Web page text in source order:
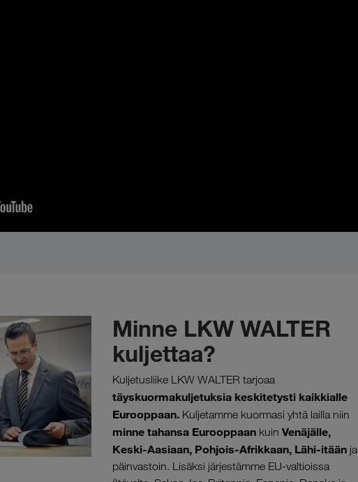
Minne LKW WALTER
kuljettaa?
Kuljetusliike LKW WALTER tarjoaa
täyskuormakuljetuksia keskitetysti kaikkialle
Eurooppaan. Kuljetamme kuormasi yhtä lailla niin
minne tahansa Eurooppaan kuin Venäjälle,
Keski-Aasiaan, Pohjois-Afrikkaan, Lähi-itään ja
päinvastoin. Lisäksi järjestämme EU-valtioissa